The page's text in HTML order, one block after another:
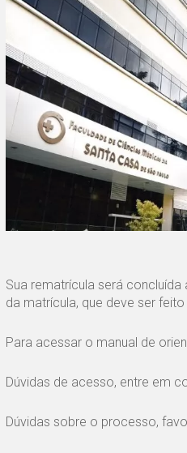
Sua rematrícula será
da matrícula, que deve ser
Para acessar o manual de
Dúvidas de acesso, entre em
Dúvidas sobre o processo,